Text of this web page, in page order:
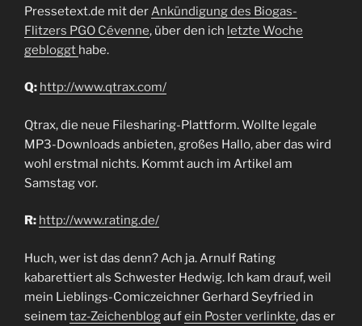
Pressetext.de mit derAnkündigung des Biogas-
Flitzers PGO Cévenne, über den ich letzte Woche
gebloggt habe.
Q: http://www.qtrax.com/
Qtrax, die neue Filesharing-Plattform. Wollte legale
MP3-Downloads anbieten, großes Hallo, aber das wird
wohl erstmal nichts. Kommt auch im Artikel am
Samstag vor.
R: http://www.rating.de/
Huch, wer ist das denn? Ach ja. Arnulf Rating
kabarettiert als Schwester Hedwig. Ich kam drauf, weil
mein Lieblings-Comiczeichner Gerhard Seyfried in
seinem taz-Zeichenblogaufein Poster verlinkte, das er